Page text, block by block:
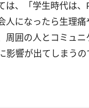
は、「学生時代は
人になったら生理
周囲の人とコミュ
影響が出てしまう